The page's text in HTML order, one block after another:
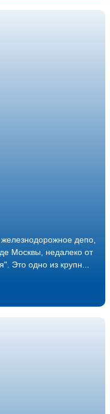
депо,
Москвы, недалеко от
Это одно из крупн...